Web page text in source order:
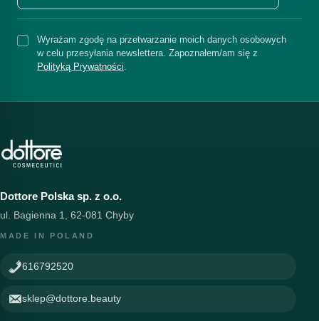
Wyrażam zgodę na przetwarzanie moich danych osobowych
w celu przesyłania newslettera. Zapoznałem/am się z
Polityką Prywatności
Dottore Polska sp. z o.o.
ul. Bagienna 1, 62-081 Chyby
MADE IN POLAND
616792520
sklep@dottore.beauty